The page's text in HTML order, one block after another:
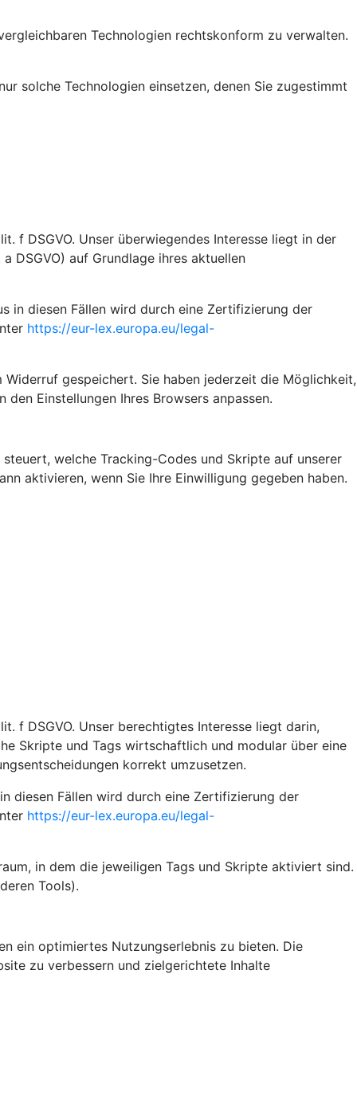
Technologien rechtskonform zu verwalten.
solche Technologien einsetzen, denen Sie zugestimmt
f DSGVO. Unser überwiegendes Interesse liegt in der
DSGVO) auf Grundlage ihres aktuellen
in diesen Fällen wird durch eine Zertifizierung der
https://eur-lex.europa.eu/legal-
gespeichert. Sie haben jederzeit die Möglichkeit,
Einstellungen Ihres Browsers anpassen.
welche Tracking-Codes und Skripte auf unserer
aktivieren, wenn Sie Ihre Einwilligung gegeben haben.
f DSGVO. Unser berechtigtes Interesse liegt darin,
Skripte und Tags wirtschaftlich und modular über eine
korrekt umzusetzen.
diesen Fällen wird durch eine Zertifizierung der
https://eur-lex.europa.eu/legal-
in dem die jeweiligen Tags und Skripte aktiviert sind.
Tools).
ein optimiertes Nutzungserlebnis zu bieten. Die
zu verbessern und zielgerichtete Inhalte